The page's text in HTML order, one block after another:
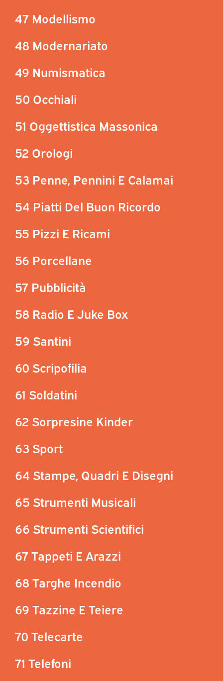
47 Modellismo
48 Modernariato
49 Numismatica
50 Occhiali
51 Oggettistica Massonica
52 Orologi
53 Penne, Pennini E Calamai
54 Piatti Del Buon Ricordo
55 Pizzi E Ricami
56 Porcellane
57 Pubblicità
58 Radio E Juke Box
59 Santini
60 Scripofilia
61 Soldatini
62 Sorpresine Kinder
63 Sport
64 Stampe, Quadri E Disegni
65 Strumenti Musicali
66 Strumenti Scientifici
67 Tappeti E Arazzi
68 Targhe Incendio
69 Tazzine E Teiere
70 Telecarte
71 Telefoni